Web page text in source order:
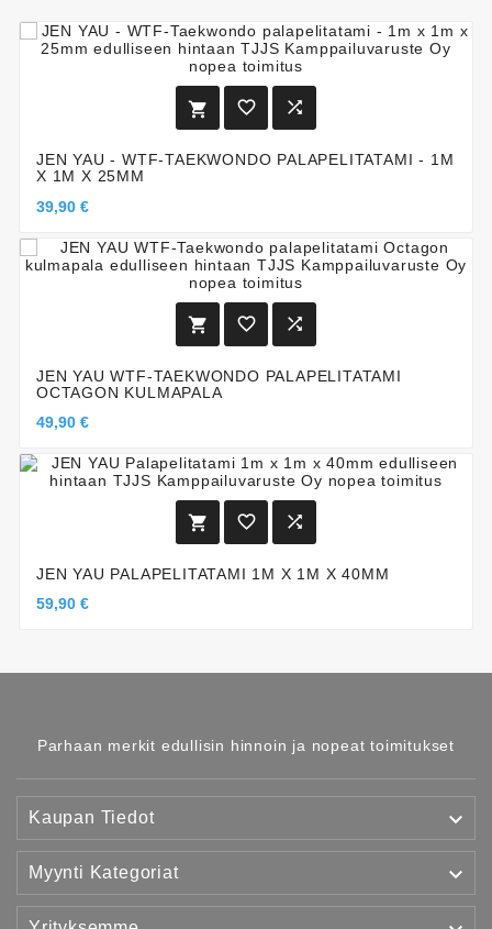
  
JEN YAU - WTF-TAEKWONDO PALAPELITATAMI - 1M
X 1M X 25MM
39,90 €
  
JEN YAU WTF-TAEKWONDO PALAPELITATAMI
OCTAGON KULMAPALA
49,90 €
  
JEN YAU PALAPELITATAMI 1M X 1M X 40MM
59,90 €
Parhaan merkit edullisin hinnoin ja nopeat toimitukset
Kaupan Tiedot 
Myynti Kategoriat 